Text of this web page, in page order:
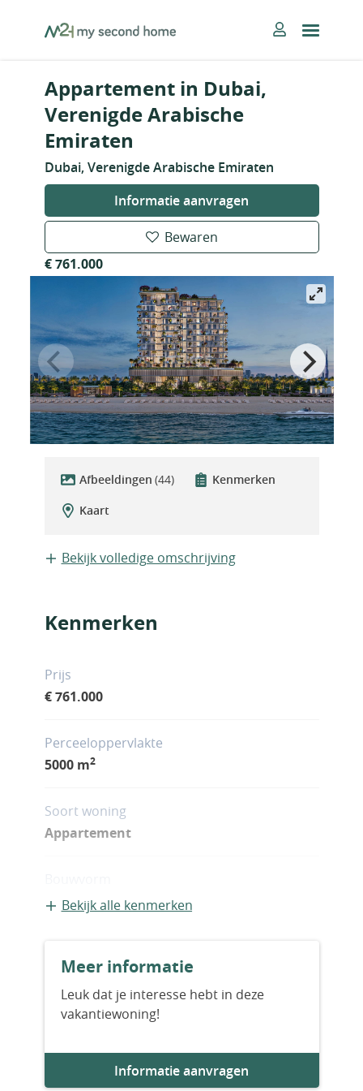
MySecondHome
Appartement in Dubai,
Verenigde Arabische
Emiraten
Dubai, Verenigde Arabische Emiraten
Informatie aanvragen
Bewaren
€ 761.000
Afbeeldingen (44)
Kenmerken
Kaart
Bekijk volledige omschrijving
Kenmerken
Prijs
€ 761.000
Perceeloppervlakte
5000 m2
Soort woning
Appartement
Bestaande bouw
2027
Aantal slaapkamers
Aantal badkamers
Bekijk alle kenmerken
Meer informatie
Leuk dat je interesse hebt in deze
vakantiewoning!
Informatie aanvragen